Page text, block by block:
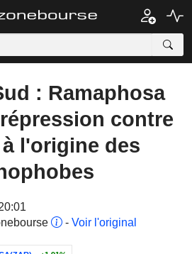
: Ramaphosa
contre
l'origine des
- Voir l'original